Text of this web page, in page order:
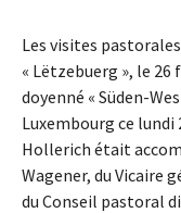
Les visites
« Lëtzebuerg », le 26
doyenné « Süden-
Luxembourg ce lundi
Hollerich était
Wagener, du Vicaire
du Conseil pastoral